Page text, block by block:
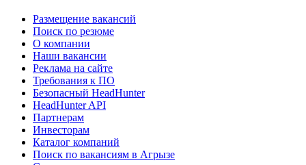
Размещение вакансий
Поиск по резюме
О компании
Наши вакансии
Реклама на сайте
Требования к ПО
Безопасный HeadHunter
HeadHunter API
Партнерам
Инвесторам
Каталог компаний
Поиск по вакансиям в Агрызе